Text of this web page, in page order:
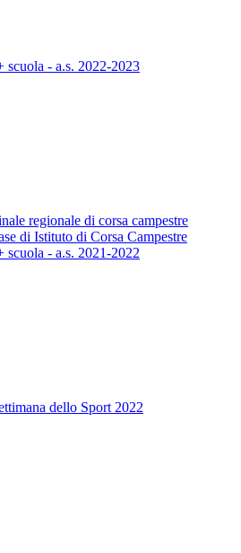
scuola - a.s. 2022-2023
regionale di corsa campestre
di Istituto di Corsa Campestre
scuola - a.s. 2021-2022
dello Sport 2022